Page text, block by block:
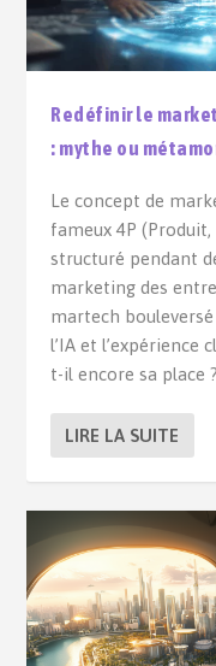
Redéfinir le
: mythe ou
Le concept de
fameux 4P
structuré pendant
marketing des
martech
l’IA et l’expérience
t-il encore sa place ?
LIRE LA SUITE